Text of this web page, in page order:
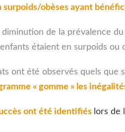
surpoids/obèses ayant
de la prévalence
étaient en surpoids ou
ont été observés quels que
« gomme » les
ont été identifiés lors de